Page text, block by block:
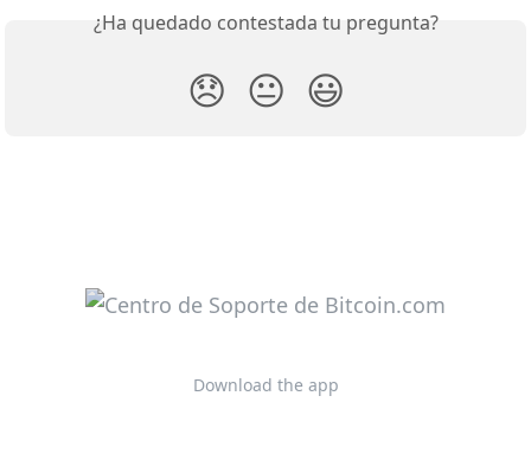
¿Ha quedado contestada tu pregunta?
😞 😐 😃
Download the app